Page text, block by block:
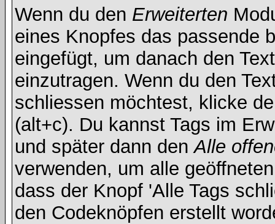
Wenn du den Erweiterten
eines Knopfes das passende
eingefügt, um danach den
einzutragen. Wenn du den
schliessen möchtest, klicke
(alt+c). Du kannst Tags im
und später dann denAlle
verwenden, um alle
dass der Knopf 'Alle Tags
den Codeknöpfen erstellt